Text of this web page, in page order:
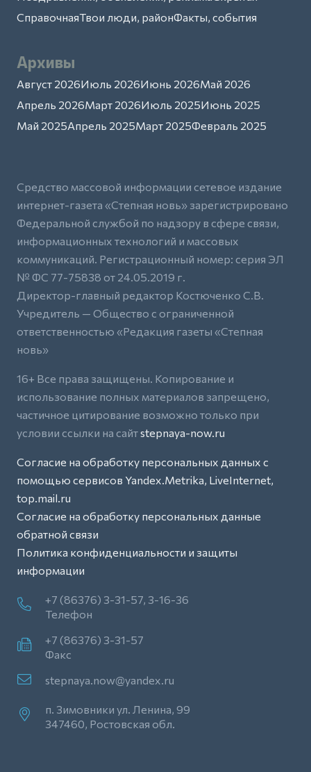
СправочнаяТвои люди, районФакты, события
Архивы
Август 2026Июль 2026Июнь 2026Май 2026
Апрель 2026Март 2026Июль 2025Июнь 2025
Май 2025Апрель 2025Март 2025Февраль 2025
Средство массовой информации сетевое издание
интернет-газета «Степная новь» зарегистрировано
Федеральной службой по надзору в сфере связи,
информационных технологий и массовых
коммуникаций. Регистрационный номер: серия ЭЛ
№ ФС 77-75838 от 24.05.2019 г.
Директор-главный редактор Костюченко С.В.
Учредитель — Общество с ограниченной
ответственностью «Редакция газеты «Степная
новь»
16+ Все права защищены. Копирование и
использование полных материалов запрещено,
частичное цитирование возможно только при
условии ссылки на сайтstepnaya-now.ru
Согласие на обработку персональных данных с
помощью сервисов Yandex.Metrika, LiveInternet,
top.mail.ru
Согласие на обработку персональных данные
обратной связи
Политика конфиденциальности и защиты
информации
+7 (86376) 3-31-57, 3-16-36
Телефон
+7 (86376) 3-31-57
Факс
stepnaya.now@yandex.ru
п. Зимовники ул. Ленина, 99
347460, Ростовская обл.